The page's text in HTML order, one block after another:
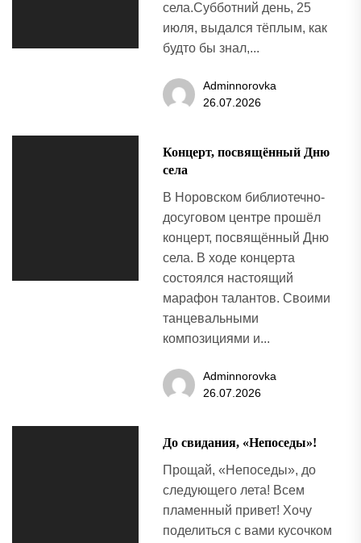
села.Субботний день, 25
июля, выдался тёплым, как
будто бы знал,...
Adminnorovka
26.07.2026
Концерт, посвящённый Дню
села
В Норовском библиотечно-
досуговом центре прошёл
концерт, посвящённый Дню
села. В ходе концерта
состоялся настоящий
марафон талантов. Своими
танцевальными
композициями и...
Adminnorovka
26.07.2026
До свидания, «Непоседы»!
Прощай, «Непоседы», до
следующего лета! Всем
пламенный привет! Хочу
поделиться с вами кусочком